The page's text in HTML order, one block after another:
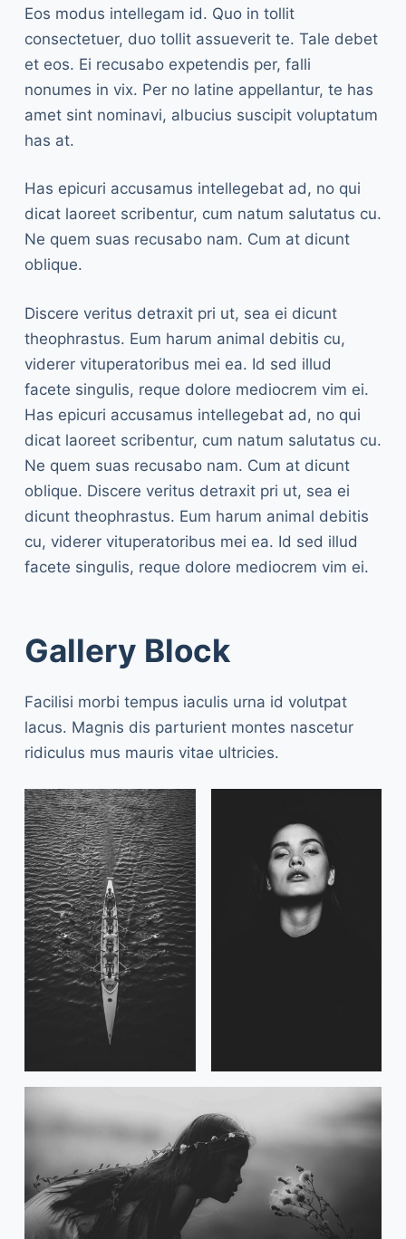
Eos modus intellegam id. Quo in tollit
consectetuer, duo tollit assueverit te. Tale debet
et eos. Ei recusabo expetendis per, falli
nonumes in vix. Per no latine appellantur, te has
amet sint nominavi, albucius suscipit voluptatum
has at.
Has epicuri accusamus intellegebat ad, no qui
dicat laoreet scribentur, cum natum salutatus cu.
Ne quem suas recusabo nam. Cum at dicunt
oblique.
Discere veritus detraxit pri ut, sea ei dicunt
theophrastus. Eum harum animal debitis cu,
viderer vituperatoribus mei ea. Id sed illud
facete singulis, reque dolore mediocrem vim ei.
Has epicuri accusamus intellegebat ad, no qui
dicat laoreet scribentur, cum natum salutatus cu.
Ne quem suas recusabo nam. Cum at dicunt
oblique. Discere veritus detraxit pri ut, sea ei
dicunt theophrastus. Eum harum animal debitis
cu, viderer vituperatoribus mei ea. Id sed illud
facete singulis, reque dolore mediocrem vim ei.
Gallery Block
Facilisi morbi tempus iaculis urna id volutpat
lacus. Magnis dis parturient montes nascetur
ridiculus mus mauris vitae ultricies.